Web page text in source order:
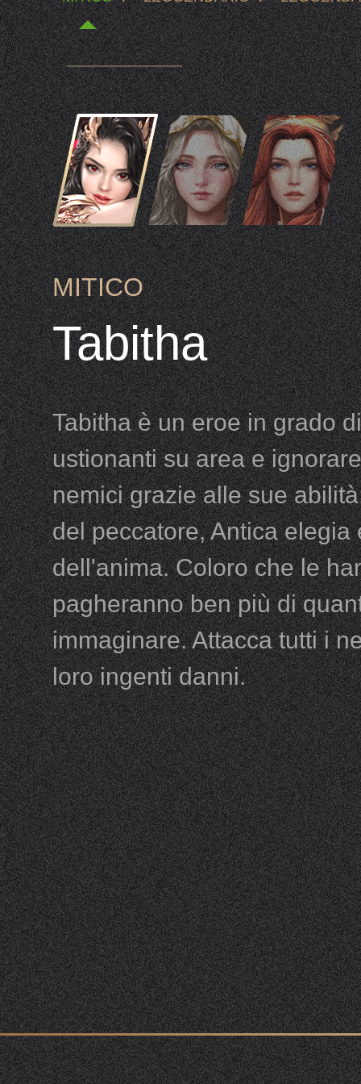
MITICO
Tabitha
Tabitha è un eroe in grado
ustionanti su area e
nemici grazie alle sue
del peccatore, Antica elegia
dell'anima. Coloro che le
pagheranno ben più di
immaginare. Attacca tutti i
loro ingenti danni.